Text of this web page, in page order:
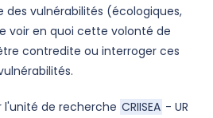
vulnérabilités (écologiques,
voir en quoi cette volonté de
contredite ou interroger ces
l'unité de recherche CRIISEA - UR